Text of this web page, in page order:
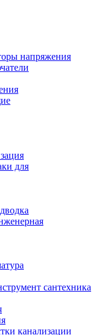
напряжения
для
сантехника
канализации